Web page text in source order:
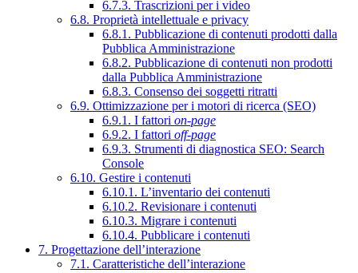
6.7.3. Trascrizioni per i video
6.8. Proprietà intellettuale e privacy
6.8.1. Pubblicazione di contenuti prodotti dalla
Pubblica Amministrazione
6.8.2. Pubblicazione di contenuti non prodotti
dalla Pubblica Amministrazione
6.8.3. Consenso dei soggetti ritratti
6.9. Ottimizzazione per i motori di ricerca (SEO)
6.9.1. I fattori on-page
6.9.2. I fattori off-page
6.9.3. Strumenti di diagnostica SEO: Search
Console
6.10. Gestire i contenuti
6.10.1. L’inventario dei contenuti
6.10.2. Revisionare i contenuti
6.10.3. Migrare i contenuti
6.10.4. Pubblicare i contenuti
7. Progettazione dell’interazione
7.1. Caratteristiche dell’interazione